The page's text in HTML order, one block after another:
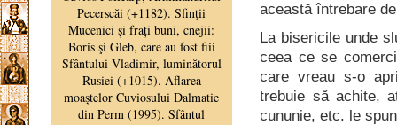
această întrebare
La bisericile unde
ceea ce se
care vreau s-o
trebuie să achite,
cununie, etc. le